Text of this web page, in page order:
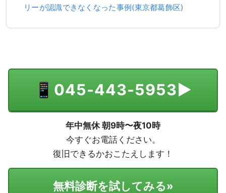
リーが認識できなくなった事例(東京都葛飾区)
📱 045-443-5953▶
年中無休 朝9時〜夜10時
今すぐお電話ください。
復旧できるかおこたえします！
無料診断を試してみる»